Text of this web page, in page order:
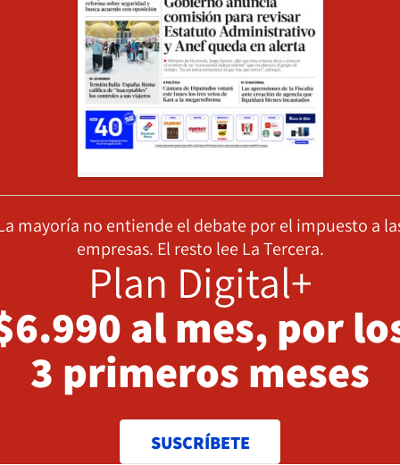
mayoría no entiende el debate por el impuesto a
empresas. El resto lee La Tercera.
Plan Digital+
al mes, por
3 primeros meses
SUSCRÍBETE